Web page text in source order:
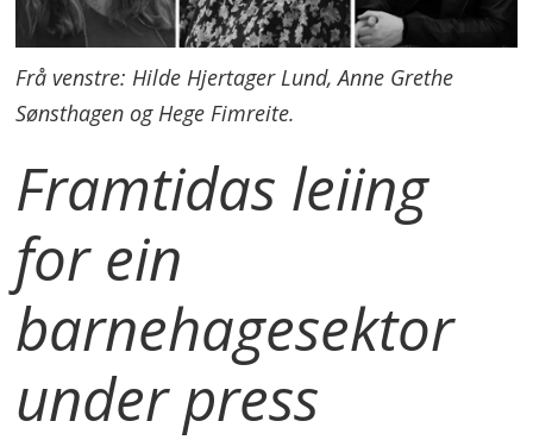
Frå venstre: Hilde Hjertager Lund, Anne Grethe
Sønsthagen og Hege Fimreite.
Framtidas leiing
for ein
barnehagesektor
under press